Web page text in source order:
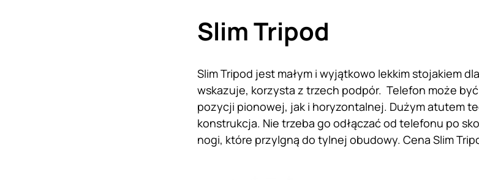
Slim Tripod
Slim Tripod jest małym i wyjątkowo lekkim stojakiem
wskazuje, korzysta z trzech podpór. Telefon może
pozycji pionowej, jak i horyzontalnej. Dużym atutem
konstrukcja. Nie trzeba go odłączać od telefonu po
nogi, które przylgną do tylnej obudowy. Cena Slim